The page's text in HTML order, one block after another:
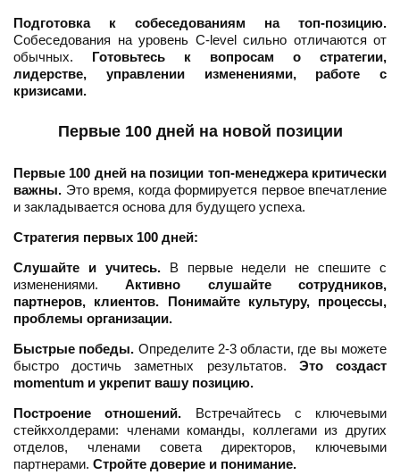
Подготовка к собеседованиям на топ-позицию.
Собеседования на уровень C-level сильно отличаются от
обычных. Готовьтесь к вопросам о стратегии,
лидерстве, управлении изменениями, работе с
кризисами.
Первые 100 дней на новой позиции
Первые 100 дней на позиции топ-менеджера критически
важны. Это время, когда формируется первое впечатление
и закладывается основа для будущего успеха.
Стратегия первых 100 дней:
Слушайте и учитесь.В первые недели не спешите с
изменениями.Активно слушайте сотрудников,
партнеров, клиентов. Понимайте культуру, процессы,
проблемы организации.
Быстрые победы. Определите 2-3 области, где вы можете
быстро достичь заметных результатов. Это создаст
momentum и укрепит вашу позицию.
Построение отношений. Встречайтесь с ключевыми
стейкхолдерами: членами команды, коллегами из других
отделов, членами совета директоров, ключевыми
партнерами. Стройте доверие и понимание.